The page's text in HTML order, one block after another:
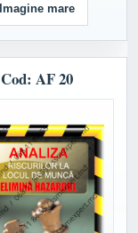
Imagine mare
Cod: AF 20